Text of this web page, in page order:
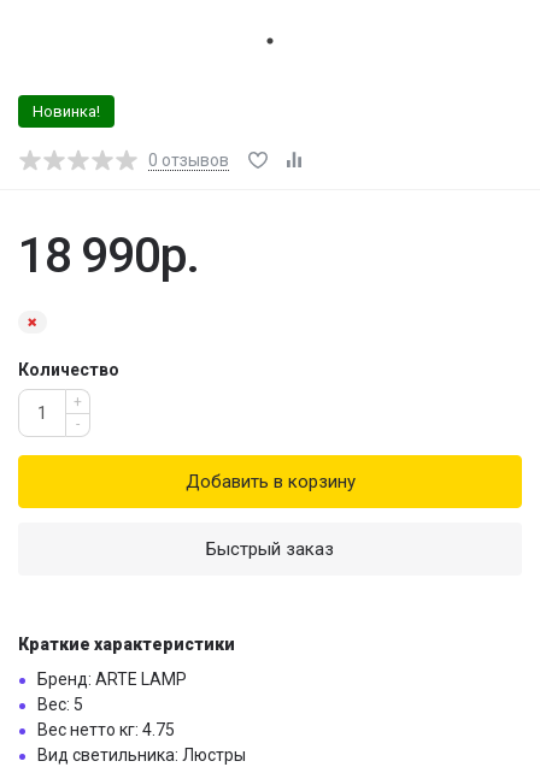
Новинка!
0 отзывов
18 990р.
Количество
+
-
Добавить в корзину
Быстрый заказ
Краткие характеристики
Бренд: ARTE LAMP
Вес: 5
Вес нетто кг: 4.75
Вид светильника: Люстры